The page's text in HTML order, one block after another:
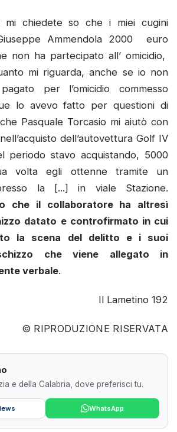
mi chiedete so che i miei cugini
Ammendola 2000 euro
non ha partecipato all’ omicidio,
mi riguarda, anche se io non
per l’omicidio commesso
lo avevo fatto per questioni di
Pasquale Torcasio mi aiutò con
dell’autovettura Golf IV
periodo stavo acquistando, 5000
volta egli ottenne tramite un
la [...] in viale Stazione.
che il collaboratore ha altresì
datato e controfirmato in cui
la scena del delitto e i suoi
che viene allegato in
verbale.
Il Lametino 192
© RIPRODUZIONE RISERVATA
e della Calabria, dove preferisci tu.
WhatsApp